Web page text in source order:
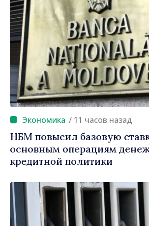
/ 11 часов назад
НБМ повысил базовую
основным операциям
кредитной политики